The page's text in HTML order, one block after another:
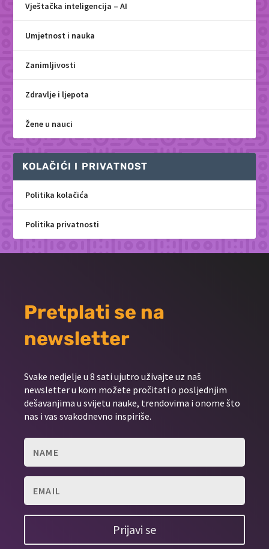
Vještačka inteligencija – AI
Umjetnost i nauka
Zanimljivosti
Zdravlje i ljepota
Žene u nauci
KOLAČIĆI I PRIVATNOST
Politika kolačića
Politika privatnosti
Pretplati se na
newsletter
Svake nedjelje u 8 sati ujutro uživajte uz naš
newsletter u kom možete pročitati o posljednjim
dešavanjima u svijetu nauke, trendovima i onome što
nas i vas svakodnevno inspiriše.
Prijavi se